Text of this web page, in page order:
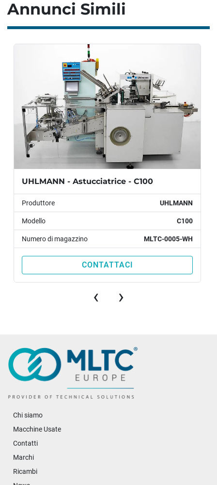
Tensione nominale: 3/N/PE - AG
Corrente nominale:
Protezione fusibile:
Annunci Simili
UHLMANN - Astucciatrice - C100
Produttore UHLMANN
Modello C100
Numero di magazzino MLTC-0005-WH
CONTATTACI
‹ ›
Ricambi
Chi siamo
Marchi
Macchine Usate
Contatti